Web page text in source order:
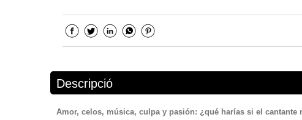
Descripció
Amor, celos, música, culpa y pasión: ¿qué harías si el